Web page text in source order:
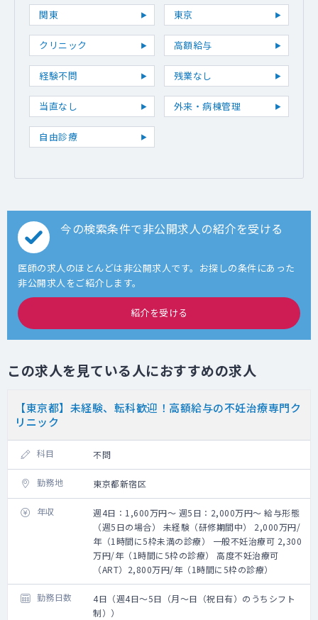
関東 東京
クリニック 高額給与
経験不問 残業なし
当直なし 外来・病棟管理
自由診療
今の検索条件で非公開求人の紹介を受ける
医師の求人のほとんどは非公開求人です。お探しの条件にあった
非公開求人をご紹介します。
紹介を受ける
この求人を見ている人におすすめの求人
【東京都】未経験、転科歓迎！高額給与の不妊治療専門ク
リニック
科目 不問
勤務地 東京都新宿区
年収
週4日：1,600万円～ 週5日：2,000万円～ 給与形態
（週5日の場合） 未経験（研修期間中） 2,000万円/
年（1時間に5枠未満の診療） 一般不妊治療可 2,300
万円/年（1時間に5枠の診療） 高度不妊治療可
（ART）2,800万円/年（1時間に5枠の診療）
勤務日数
4日（週4日～5日（月～日（祝日有）のうちシフト
制））